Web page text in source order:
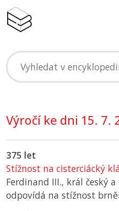
Výročí ke dni 15. 7.
375 let
Stížnost na cisterciácký
Ferdinand III., král český
odpovídá na stížnost